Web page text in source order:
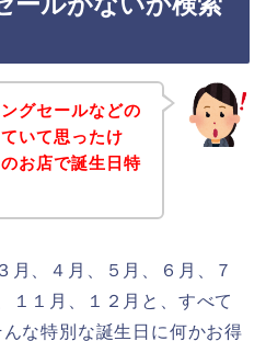
グセールなどの
いて思ったけ
お店で誕生日特
月、４月、５月、６月、７
１１月、１２月と、すべて
な特別な誕生日に何かお得